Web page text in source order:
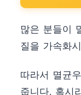
많은 분들이
질을 가속화
따라서 멸균
줍니다. 혹시